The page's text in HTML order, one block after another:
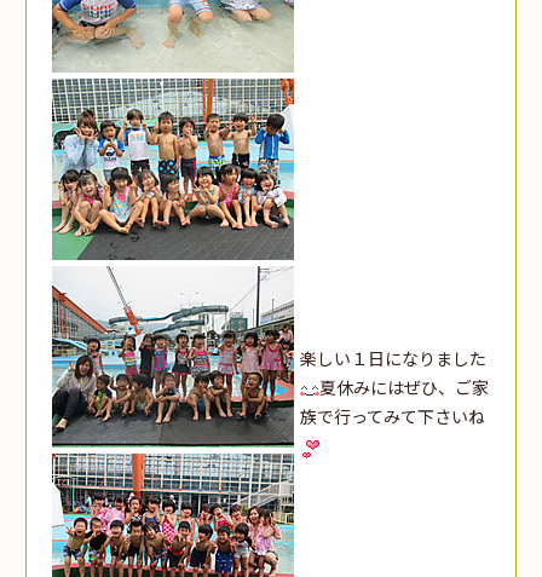
楽しい１日になりました
夏休みにはぜひ、ご家
族で行ってみて下さいね